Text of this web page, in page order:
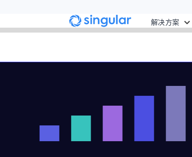
解决方案